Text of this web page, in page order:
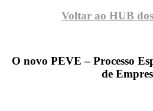
Voltar ao HUB
O novo PEVE – Processo
de